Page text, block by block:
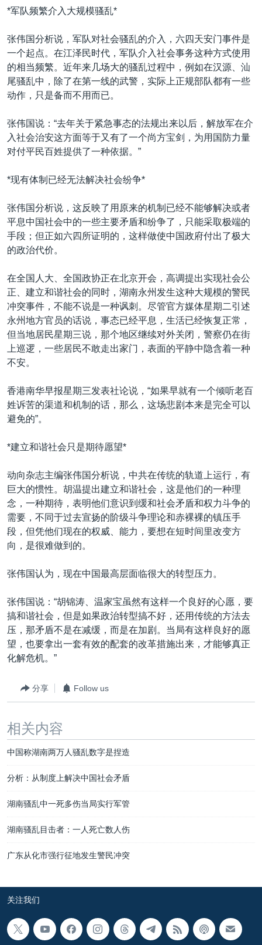
*军队频繁介入大规模骚乱*
张伟国分析说，军队对社会骚乱的介入，六四天安门事件是
一个起点。在江泽民时代，军队介入社会事务这种方式使用
的相当频繁。近年来几场大的骚乱过程中，例如在汉源、汕
尾骚乱中，除了在第一线的武警，实际上正规部队都有一些
动作，只是备而不用而已。
张伟国说：“去年关于紧急事态的法规出来以后，解放军在介
入社会治安这方面等于又有了一个尚方宝剑，为用国防力量
对付平民百姓提供了一种依据。”
*现有体制已经无法解决社会纷争*
张伟国分析说，这反映了用原来的机制已经不能够解决或者
平息中国社会中的一些主要矛盾和纷争了，只能采取极端的
手段；但正如六四所证明的，这样做使中国政府付出了极大
的政治代价。
在全国人大、全国政协正在北京开会，高调提出实现社会公
正、建立和谐社会的同时，湖南永州发生这种大规模的警民
冲突事件，不能不说是一种讽刺。尽管官方媒体星期二引述
永州地方官员的话说，事态已经平息，生活已经恢复正常，
但当地居民星期三说，那个地区继续对外关闭，警察仍在街
上巡逻，一些居民不敢走出家门，表面的平静中隐含着一种
不安。
香港南华早报星期三发表社论说，“如果早就有一个倾听老百
姓诉苦的渠道和机制的话，那么，这场悲剧本来是完全可以
避免的”。
*建立和谐社会只是期待愿望*
动向杂志主编张伟国分析说，中共在传统的轨道上运行，有
巨大的惯性。胡温提出建立和谐社会，这是他们的一种理
念，一种期待，表明他们意识到缓和社会矛盾和权力斗争的
需要，不同于过去宣扬的阶级斗争理论和赤裸裸的镇压手
段，但凭他们现在的权威、能力，要想在短时间里改变方
向，是很难做到的。
张伟国认为，现在中国最高层面临很大的转型压力。
张伟国说：“胡锦涛、温家宝虽然有这样一个良好的心愿，要
搞和谐社会，但是如果政治转型搞不好，还用传统的方法去
压，那矛盾不是在减缓，而是在加剧。当局有这样良好的愿
望，也要拿出一套有效的配套的改革措施出来，才能够真正
化解危机。”
分享 Follow us
相关内容
中国称湖南两万人骚乱数字是捏造
分析：从制度上解决中国社会矛盾
湖南骚乱中一死多伤当局实行军管
湖南骚乱目击者：一人死亡数人伤
广东从化市强行征地发生警民冲突
关注我们